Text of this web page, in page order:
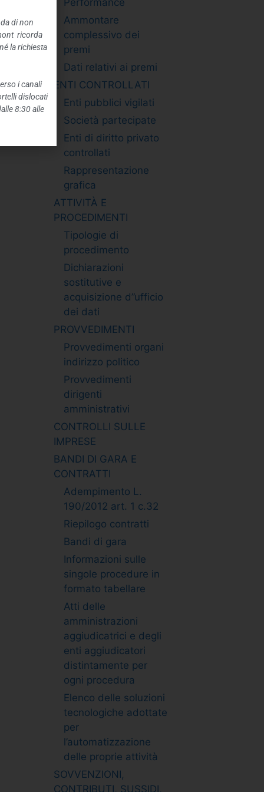
Ammontare
complessivo dei
premi
Dati relativi ai premi
ENTI CONTROLLATI
Enti pubblici vigilati
Società partecipate
Enti di diritto privato
controllati
Rappresentazione
grafica
ATTIVITÀ E
PROCEDIMENTI
Tipologie di
procedimento
Dichiarazioni
sostitutive e
acquisizione d”ufficio
dei dati
PROVVEDIMENTI
Provvedimenti organi
indirizzo politico
Provvedimenti
dirigenti
amministrativi
CONTROLLI SULLE
IMPRESE
BANDI DI GARA E
CONTRATTI
Adempimento L.
190/2012 art. 1 c.32
Riepilogo contratti
Bandi di gara
Informazioni sulle
singole procedure in
formato tabellare
Atti delle
amministrazioni
aggiudicatrici e degli
enti aggiudicatori
distintamente per
ogni procedura
Elenco delle soluzioni
tecnologiche adottate
per
l’automatizzazione
delle proprie attività
SOVVENZIONI,
CONTRIBUTI, SUSSIDI,
di non
ricorda
la richiesta
i canali
dislocati
8:30 alle